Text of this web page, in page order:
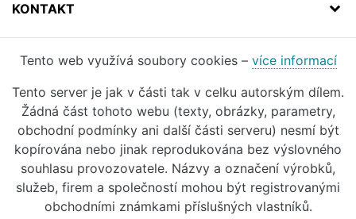
KONTAKT
Tento web využívá soubory cookies – více informací
Tento server je jak v části tak v celku autorským dílem.
Žádná část tohoto webu (texty, obrázky, parametry,
obchodní podmínky ani další části serveru) nesmí být
kopírována nebo jinak reprodukována bez výslovného
souhlasu provozovatele. Názvy a označení výrobků,
služeb, firem a společností mohou být registrovanými
obchodními známkami příslušných vlastníků.